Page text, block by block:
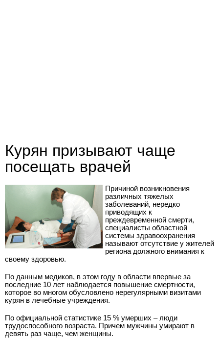
Курян призывают чаще
посещать врачей
Причиной возникновения
различных тяжелых
заболеваний, нередко
приводящих к
преждевременной смерти,
специалисты областной
системы здравоохранения
называют отсутствие у жителей
региона должного внимания к
своему здоровью.
По данным медиков, в этом году в области впервые за
последние 10 лет наблюдается повышение смертности,
которое во многом обусловлено нерегулярными визитами
курян в лечебные учреждения.
По официальной статистике 15 % умерших – люди
трудоспособного возраста. Причем мужчины умирают в
девять раз чаще, чем женщины.